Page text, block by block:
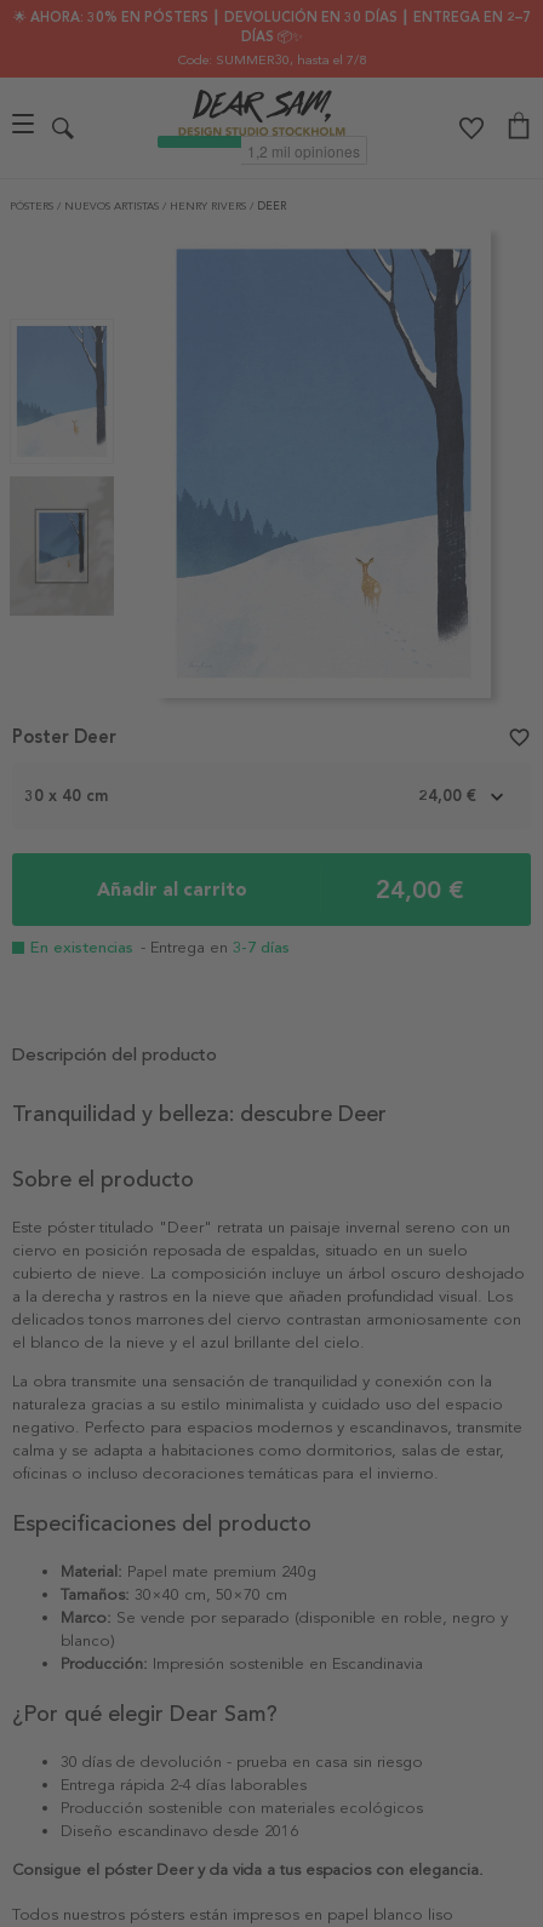
🌟 AHORA: 30% EN PÓSTERS ┃ DEVOLUCIÓN EN 30 DÍAS ┃ ENTREGA EN 2–7
DÍAS 📦✨
Code: SUMMER30, hasta el 7/8
PÓSTERS / NUEVOS ARTISTAS / HENRY RIVERS / DEER
30 x 40 cm 24,00 €
Añadir al carrito 24,00 €
En existencias - Entrega en 3-7 días
Poster Deer favorite_border
Descripción del producto
Tranquilidad y belleza: descubre Deer
Sobre el producto
Este póster titulado "Deer" retrata un paisaje invernal sereno con un
ciervo en posición reposada de espaldas, situado en un suelo
cubierto de nieve. La composición incluye un árbol oscuro deshojado
a la derecha y rastros en la nieve que añaden profundidad visual. Los
delicados tonos marrones del ciervo contrastan armoniosamente con
el blanco de la nieve y el azul brillante del cielo.
La obra transmite una sensación de tranquilidad y conexión con la
naturaleza gracias a su estilo minimalista y cuidado uso del espacio
negativo. Perfecto para espacios modernos y escandinavos, transmite
calma y se adapta a habitaciones como dormitorios, salas de estar,
oficinas o incluso decoraciones temáticas para el invierno.
Especificaciones del producto
Material: Papel mate premium 240g
Tamaños: 30×40 cm, 50×70 cm
Marco: Se vende por separado (disponible en roble, negro y
blanco)
Producción: Impresión sostenible en Escandinavia
¿Por qué elegir Dear Sam?
30 días de devolución - prueba en casa sin riesgo
Entrega rápida 2-4 días laborables
Producción sostenible con materiales ecológicos
Diseño escandinavo desde 2016
Consigue el póster Deer y da vida a tus espacios con elegancia.
Todos nuestros pósters están impresos en papel blanco liso